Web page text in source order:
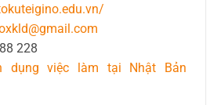
228
dụng việc làm tại Nhật Bản